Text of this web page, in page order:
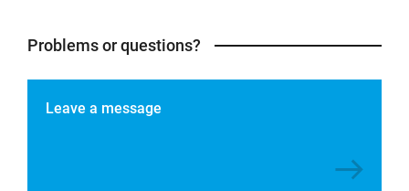
Problems or questions?
Leave a message